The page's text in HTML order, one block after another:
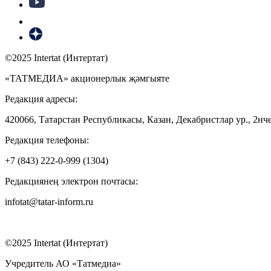
©2025 Intertat (Интертат)
«ТАТМЕДИА» акционерлык җәмгыяте
Редакция адресы:
420066, Татарстан Республикасы, Казан, Декабристлар ур.,
Редакция телефоны:
+7 (843) 222-0-999 (1304)
Редакциянең электрон почтасы:
infotat@tatar-inform.ru
©2025 Intertat (Интертат)
Учредитель АО «Татмедиа»